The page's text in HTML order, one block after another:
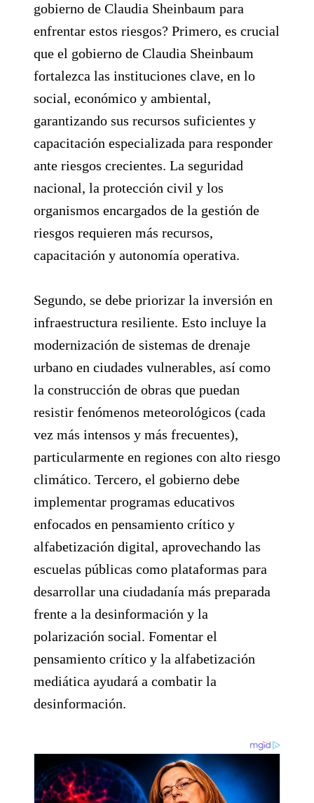
gobierno de Claudia Sheinbaum para
enfrentar estos riesgos? Primero, es crucial
que el gobierno de Claudia Sheinbaum
fortalezca las instituciones clave, en lo
social, económico y ambiental,
garantizando sus recursos suficientes y
capacitación especializada para responder
ante riesgos crecientes. La seguridad
nacional, la protección civil y los
organismos encargados de la gestión de
riesgos requieren más recursos,
capacitación y autonomía operativa.
Segundo, se debe priorizar la inversión en
infraestructura resiliente. Esto incluye la
modernización de sistemas de drenaje
urbano en ciudades vulnerables, así como
la construcción de obras que puedan
resistir fenómenos meteorológicos (cada
vez más intensos y más frecuentes),
particularmente en regiones con alto riesgo
climático. Tercero, el gobierno debe
implementar programas educativos
enfocados en pensamiento crítico y
alfabetización digital, aprovechando las
escuelas públicas como plataformas para
desarrollar una ciudadanía más preparada
frente a la desinformación y la
polarización social. Fomentar el
pensamiento crítico y la alfabetización
mediática ayudará a combatir la
desinformación.